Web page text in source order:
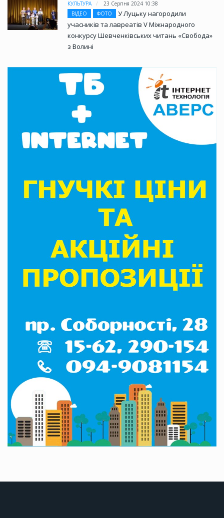
КУЛЬТУРА
23 Серпня 2024 10:38
ВІДЕО
ФОТО
У Луцьку нагородили
учасників та лавреатів V Міжнародного
конкурсу Шевченківських читань «Свобода»
з Волині